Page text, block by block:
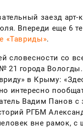
заезд арт-
Впереди еще 6
«Тавриды».
словесности со
21 города
в Крыму:
интересно
Вадим Панов
РГБМ
вне рамок,